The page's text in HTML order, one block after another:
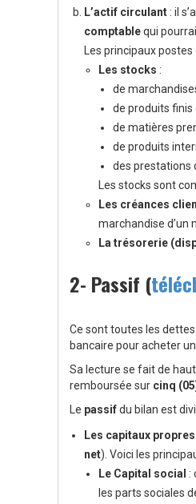
L’actif circulant : il
comptablequi
Les principaux
Les stocks :
de
de produits finis
de matières
de produits
des prestations
Les stocks sont
Les créances
marchandise d’un
La trésorerie
2- Passif (
Ce sont toutes les dettes
bancaire pour acheter
Sa lecture se fait de
remboursée sur cinq
Le passifdu bilan est
Les capitaux propres
net). Voici les
Le Capital social :
les parts sociales